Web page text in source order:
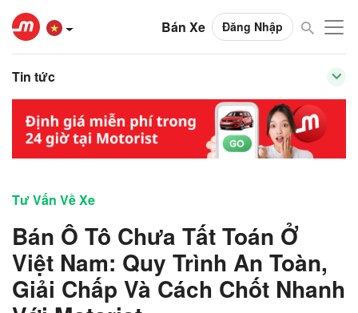
Bán Xe Đăng Nhập
Tin tức
Tư Vấn Về Xe
Bán Ô Tô Chưa Tất Toán Ở
Việt Nam: Quy Trình An Toàn,
Giải Chấp Và Cách Chốt Nhanh